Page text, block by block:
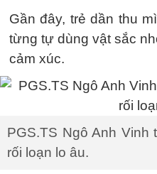
Gần đây, trẻ dần thu
từng tự dùng vật sắc
cảm xúc.
PGS.TS Ngô Anh
rối loạn lo âu.